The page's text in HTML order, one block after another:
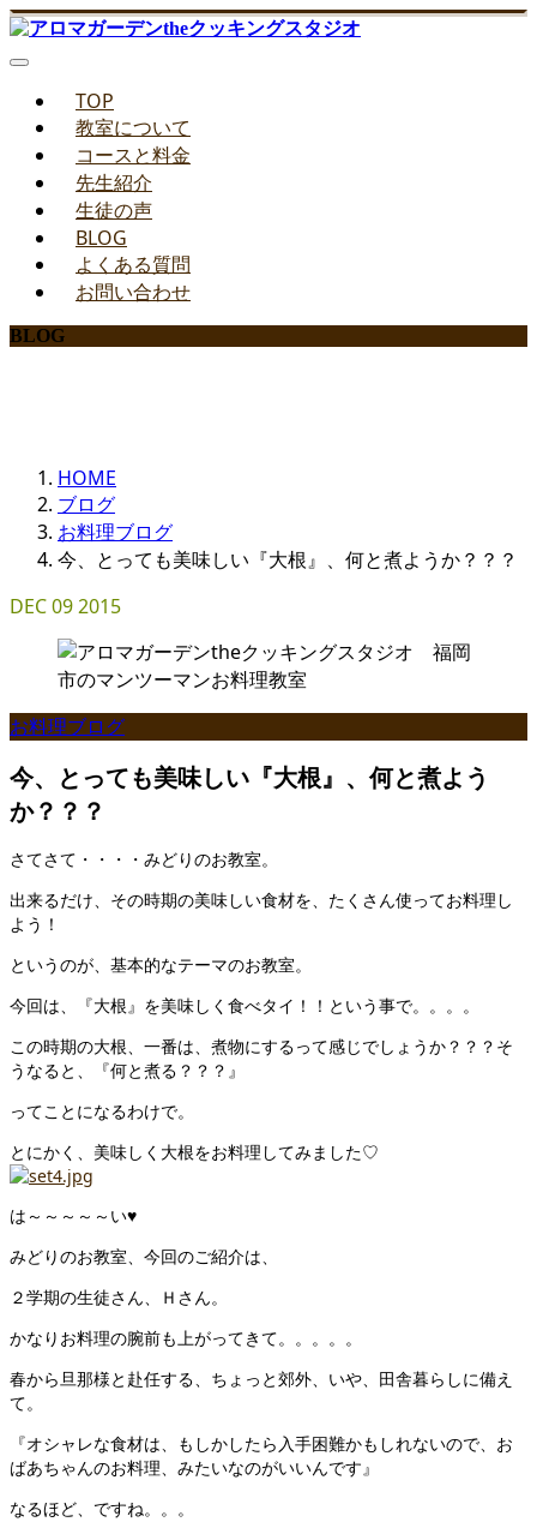
TOP
教室について
コースと料金
先生紹介
生徒の声
BLOG
よくある質問
お問い合わせ
BLOG
HOME
ブログ
お料理ブログ
今、とっても美味しい『大根』、何と煮ようか？？？
DEC092015
お料理ブログ
今、とっても美味しい『大根』、何と煮よう
か？？？
さてさて・・・・みどりのお教室。
出来るだけ、その時期の美味しい食材を、たくさん使ってお料理し
よう！
というのが、基本的なテーマのお教室。
今回は、『大根』を美味しく食べタイ！！という事で。。。。
この時期の大根、一番は、煮物にするって感じでしょうか？？？そ
うなると、『何と煮る？？？』
ってことになるわけで。
とにかく、美味しく大根をお料理してみました♡
は～～～～～い♥
みどりのお教室、今回のご紹介は、
２学期の生徒さん、Ｈさん。
かなりお料理の腕前も上がってきて。。。。。
春から旦那様と赴任する、ちょっと郊外、いや、田舎暮らしに備え
て。
『オシャレな食材は、もしかしたら入手困難かもしれないので、お
ばあちゃんのお料理、みたいなのがいいんです』
なるほど、ですね。。。